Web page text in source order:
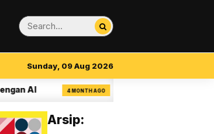
Sunday, 09 Aug 2026
4 MONTH AGO 14 Aturan Visual Clarity
Arsip: